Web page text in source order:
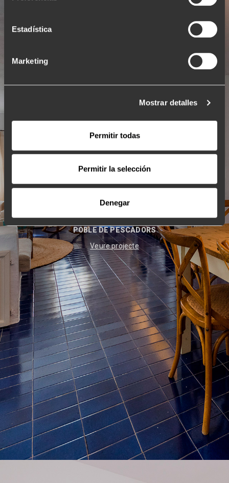
Estadística
Marketing
Mostrar detalles
Permitir todas
Permitir la selección
Denegar
Binibèquer Vell
POBLE DE PESCADORS
Veure projecte